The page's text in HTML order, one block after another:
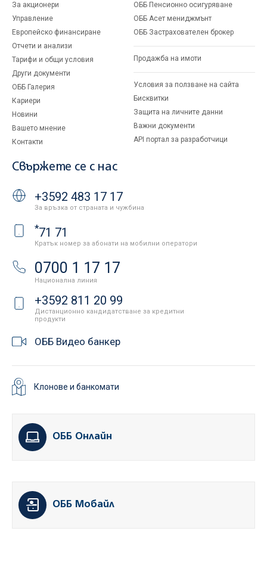
За акционери
Управление
Европейско финансиране
Отчети и анализи
Тарифи и общи условия
Други документи
ОББ Галерия
Кариери
Новини
Вашето мнение
Контакти
ОББ Пенсионно осигуряване
ОББ Асет мениджмънт
ОББ Застрахователен брокер
Продажба на имоти
Условия за ползване на сайта
Бисквитки
Защита на личните данни
Важни документи
API портал за разработчици
Свържете се с нас
+3592 483 17 17
За връзка от страната и чужбина
*71 71
Кратък номер за абонати на мобилни оператори
0700 1 17 17
Национална линия
+3592 811 20 99
Дистанционно кандидатстване за кредитни
продукти
ОББ Видео банкер
Клонове и банкомати
ОББ Онлайн
ОББ Мобайл